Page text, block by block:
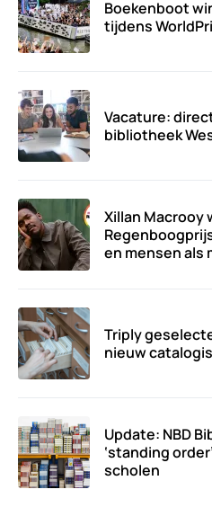
Boekenboot
tijdens
Vacature:
bibliotheek
Xillan Macrooy
en mensen als
Triply
nieuw
Update: NBD
‘standing
scholen